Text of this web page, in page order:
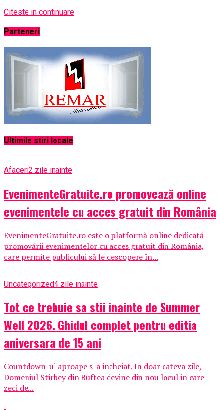
Citeste in continuare
Parteneri
Ultimile stiri locale
Afaceri2 zile inainte
EvenimenteGratuite.ro promovează online
evenimentele cu acces gratuit din România
EvenimenteGratuite.ro este o platformă online dedicată
promovării evenimentelor cu acces gratuit din România,
care permite publicului să le descopere în...
Uncategorized4 zile inainte
Tot ce trebuie sa stii inainte de Summer
Well 2026. Ghidul complet pentru editia
aniversara de 15 ani
Countdown-ul aproape s-a incheiat. In doar cateva zile,
Domeniul Stirbey din Buftea devine din nou locul in care
zeci de...